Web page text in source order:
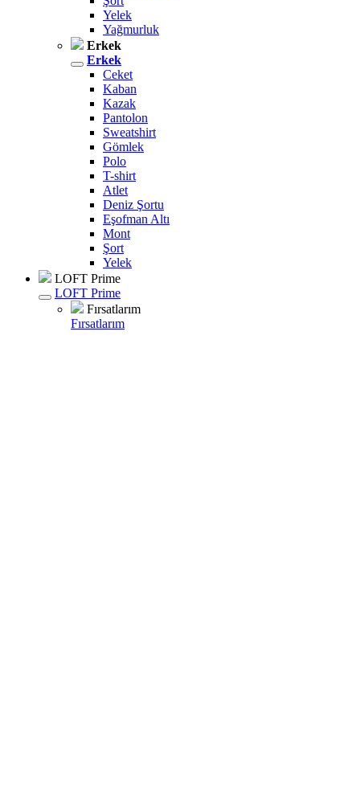
Yelek
Yağmurluk
Erkek
Erkek
Ceket
Kaban
Kazak
Pantolon
Sweatshirt
Gömlek
Polo
T-shirt
Atlet
Deniz Şortu
Eşofman Altı
Mont
Şort
Yelek
LOFT Prime
LOFT Prime
Fırsatlarım
Fırsatlarım